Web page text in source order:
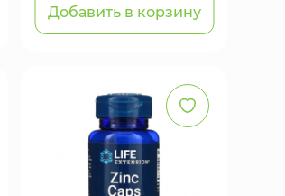
Добавить в корзину